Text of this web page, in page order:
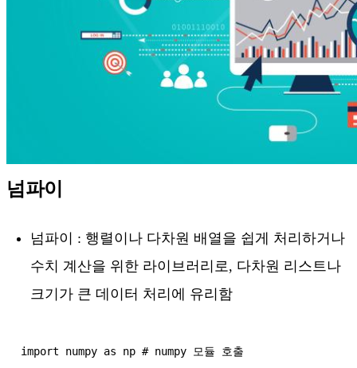
넘파이
넘파이 : 행렬이나 다차원 배열을 쉽게 처리하거나
수치 계산을 위한 라이브러리로, 다차원 리스트나
크기가 큰 데이터 처리에 유리함